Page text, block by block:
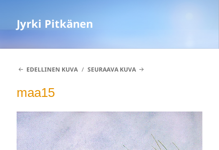
Jyrki Pitkänen
EDELLINEN KUVA SEURAAVA KUVA
maa15